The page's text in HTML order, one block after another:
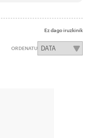
Ez dago iruzkinik
ORDENATU